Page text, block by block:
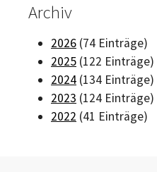
Archiv
2026 (74 Einträge)
2025 (122 Einträge)
2024 (134 Einträge)
2023 (124 Einträge)
2022 (41 Einträge)